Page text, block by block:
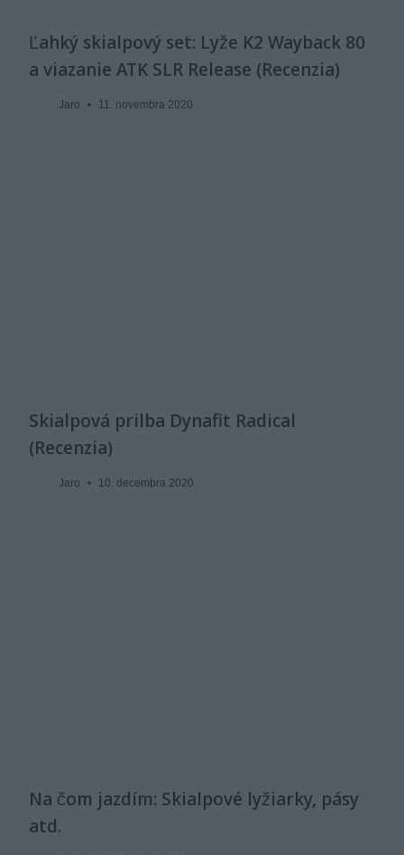
Ľahký skialpový set: Lyže K2 Wayback 80
a viazanie ATK SLR Release (Recenzia)
Jaro 11. novembra 2020
Skialpová prilba Dynafit Radical
(Recenzia)
Jaro 10. decembra 2020
Na čom jazdím: Skialpové lyžiarky, pásy
atd.